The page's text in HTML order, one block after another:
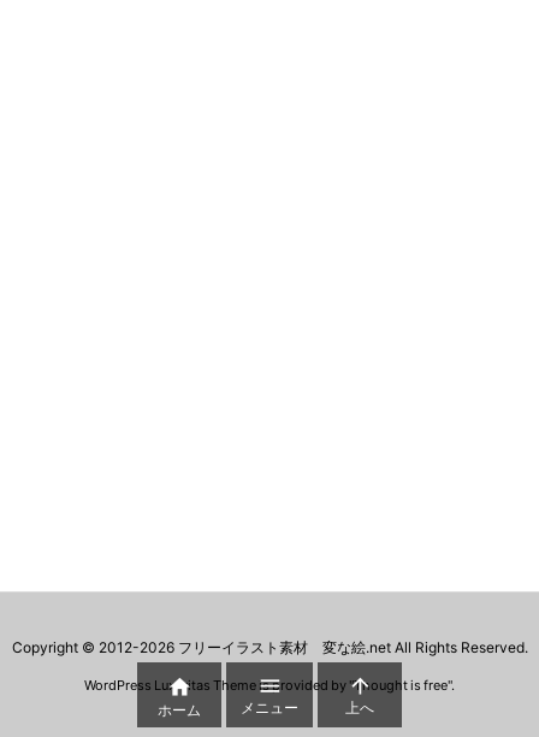
Copyright © 2012-2026 フリーイラスト素材 変な絵.netAll Rights Reserved.
WordPress Luxeritas Theme is provided by "Thought is free".

ホーム

メニュー

上へ